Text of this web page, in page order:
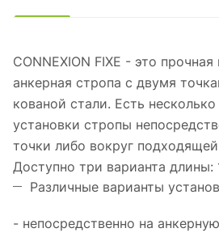
CONNEXION FIXE - это
анкерная стропа с двумя
кованой стали. Есть
установки стропы
точки либо вокруг
Доступно три варианта длины:
Различные варианты
- непосредственно на